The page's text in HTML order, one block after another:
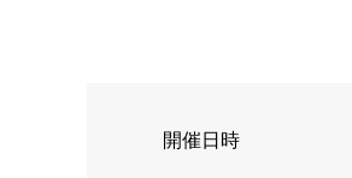
開催日時